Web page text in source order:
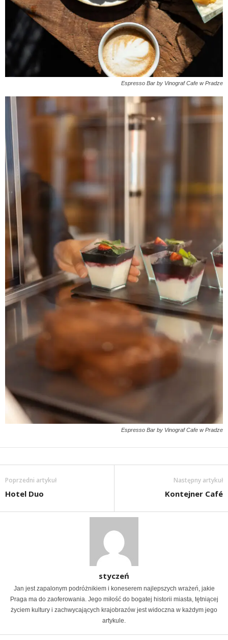
Espresso Bar by Vinograf Cafe w Pradze
Espresso Bar by Vinograf Cafe w Pradze
Poprzedni artykuł
Hotel Duo
Następny artykuł
Kontejner Café
styczeń
Jan jest zapalonym podróżnikiem i koneserem najlepszych wrażeń, jakie
Praga ma do zaoferowania. Jego miłość do bogatej historii miasta, tętniącej
życiem kultury i zachwycających krajobrazów jest widoczna w każdym jego
artykule.